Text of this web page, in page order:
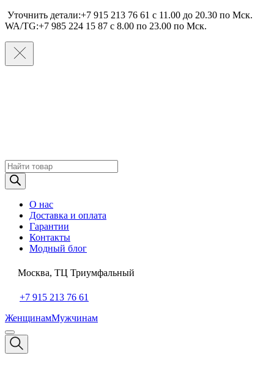
Уточнить детали:+7 915 213 76 61 c 11.00 до 20.30 по Мcк.
WA/TG:+7 985 224 15 87 c 8.00 по 23.00 по Мcк.
Поиск
товаров
О нас
Доставка и оплата
Гарантии
Контакты
Модный блог
Москва, ТЦ Триумфальный
+7 915 213 76 61
ЖенщинамМужчинам